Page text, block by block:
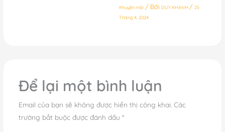
Khuyến mãi/ Bởi DUY KHANH / 25
Tháng 4, 2024
Để lại một bình luận
Email của bạn sẽ không được hiển thị công khai. Các
trường bắt buộc được đánh dấu *